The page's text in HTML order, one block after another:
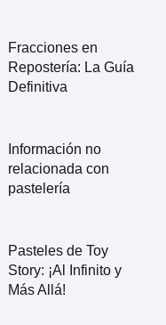
Fracciones en
Repostería: La Guía
Definitiva
Información no
relacionada con
pastelería
Pasteles de Toy
Story: ¡Al Infinito y
Más Allá!